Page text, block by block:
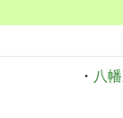
・ 八